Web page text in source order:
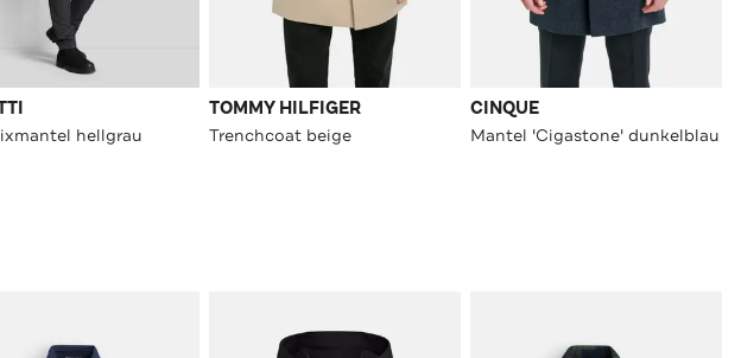
hellgrau
TOMMY HILFIGER
Trenchcoat beige
CINQUE
Mantel 'Cigastone' dunkelblau